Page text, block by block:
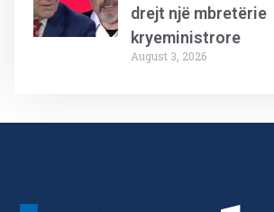
drejt një mbretërie
kryeministrore
August 3, 2026